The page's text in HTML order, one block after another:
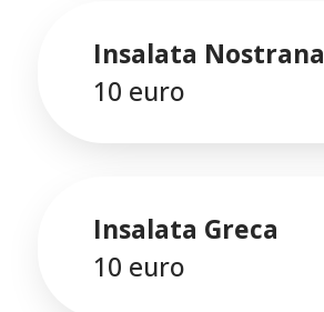
Insalata Nostrana
10 euro
Insalata Greca
10 euro